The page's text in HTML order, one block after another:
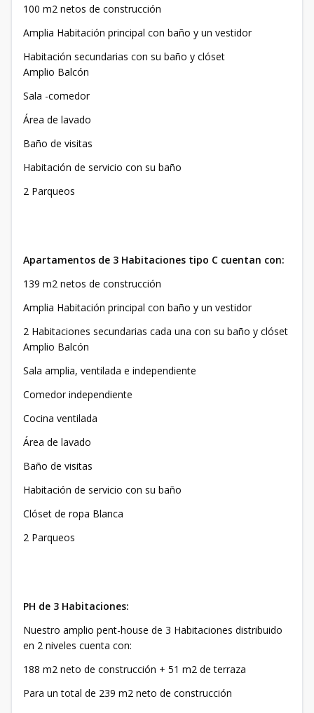
100 m2 netos de construcción
Amplia Habitación principal con baño y un vestidor
Habitación secundarias con su baño y clóset
Amplio Balcón
Sala -comedor
Área de lavado
Baño de visitas
Habitación de servicio con su baño
2 Parqueos
Apartamentos de 3 Habitaciones tipo C cuentan con:
139 m2 netos de construcción
Amplia Habitación principal con baño y un vestidor
2 Habitaciones secundarias cada una con su baño y clóset
Amplio Balcón
Sala amplia, ventilada e independiente
Comedor independiente
Cocina ventilada
Área de lavado
Baño de visitas
Habitación de servicio con su baño
Clóset de ropa Blanca
2 Parqueos
PH de 3 Habitaciones:
Nuestro amplio pent-house de 3 Habitaciones distribuido
en 2 niveles cuenta con:
188 m2 neto de construcción + 51 m2 de terraza
Para un total de 239 m2 neto de construcción